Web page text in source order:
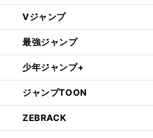
Vジャンプ
最強ジャンプ
少年ジャンプ+
ジャンプTOON
ZEBRACK